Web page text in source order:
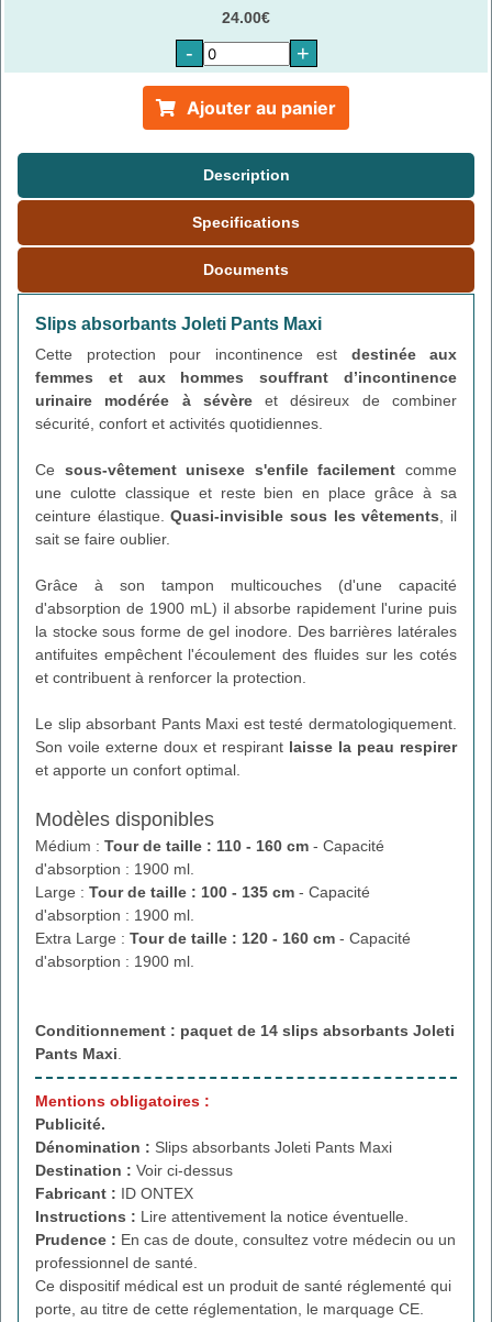
24.00€
- +
Ajouter au panier
Description
Specifications
Documents
Slips absorbants Joleti Pants Maxi
Cette protection pour incontinence est destinée aux
femmes et aux hommes souffrant d’incontinence
urinaire modérée à sévèreet désireux de combiner
sécurité, confort et activités quotidiennes.
Ce sous-vêtement unisexe s'enfile facilement comme
une culotte classique et reste bien en place grâce à sa
ceinture élastique.Quasi-invisible sous les vêtements, il
sait se faire oublier.
Grâce à son tampon multicouches (d'une capacité
d'absorption de 1900 mL) il absorbe rapidement l'urine puis
la stocke sous forme de gel inodore. Des barrières latérales
antifuites empêchent l'écoulement des fluides sur les cotés
et contribuent à renforcer la protection.
Le slip absorbant Pants Maxi est testé dermatologiquement.
Son voile externe doux et respirant laisse la peau respirer
et apporte un confort optimal.
Modèles disponibles
Médium : Tour de taille : 110 - 160 cm - Capacité
d'absorption : 1900 ml.
Large : Tour de taille : 100 - 135 cm - Capacité
d'absorption : 1900 ml.
Extra Large : Tour de taille : 120 - 160 cm - Capacité
d'absorption : 1900 ml.
Conditionnement : paquet de 14 slips absorbants Joleti
Pants Maxi.
Mentions obligatoires :
Publicité.
Dénomination : Slips absorbants Joleti Pants Maxi
Destination : Voir ci-dessus
Fabricant : ID ONTEX
Instructions : Lire attentivement la notice éventuelle.
Prudence : En cas de doute, consultez votre médecin ou un
professionnel de santé.
Ce dispositif médical est un produit de santé réglementé qui
porte, au titre de cette réglementation, le marquage CE.